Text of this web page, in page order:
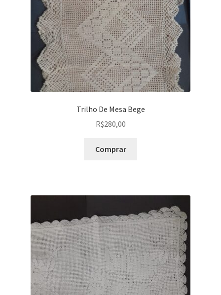
Trilho De Mesa Bege
R$280,00
Comprar